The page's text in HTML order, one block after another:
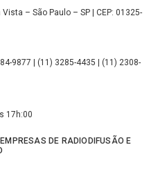
– São Paulo – SP | CEP: 01325-
9877 | (11) 3285-4435 | (11) 2308-
17h:00
DE RADIODIFUSÃO E